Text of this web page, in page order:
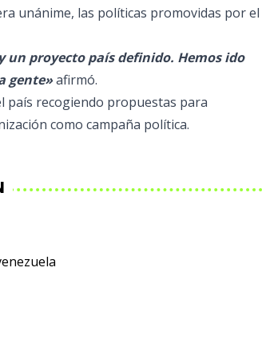
unánime, las políticas promovidas por el
un proyecto país definido. Hemos ido
gente»afirmó.
país recogiendo propuestas para
como campaña política.